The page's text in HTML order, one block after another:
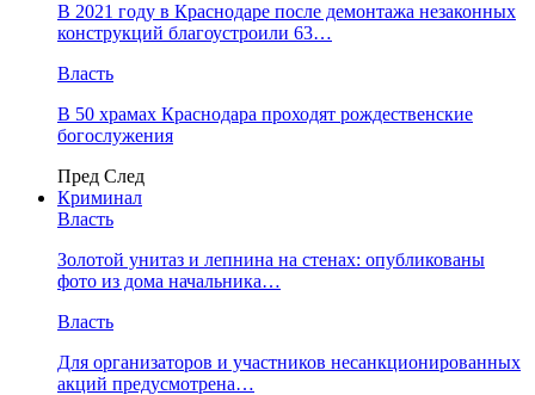
В 2021 году в Краснодаре после демонтажа незаконных
конструкций благоустроили 63…
Власть
В 50 храмах Краснодара проходят рождественские
богослужения
Пред След
Криминал
Власть
​Золотой унитаз и лепнина на стенах: опубликованы
фото из дома начальника…
Власть
Для организаторов и участников несанкционированных
акций предусмотрена…